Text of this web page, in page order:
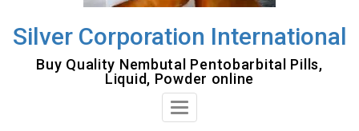
Silver Corporation International
Buy Quality Nembutal Pentobarbital Pills,
Liquid, Powder online
Toggle